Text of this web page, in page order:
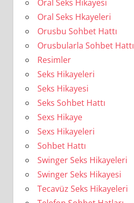
Oral Seks Hikayesi
Oral Seks Hkayeleri
Orusbu Sohbet Hattı
Orusbularla Sohbet Hattı
Resimler
Seks Hikayeleri
Seks Hikayesi
Seks Sohbet Hattı
Sexs Hikaye
Sexs Hikayeleri
Sohbet Hattı
Swinger Seks Hikayeleri
Swinger Seks Hikayesi
Tecavüz Seks Hikayeleri